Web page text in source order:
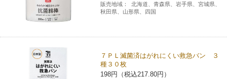
学び・教育
宅配ロッカー（店舗限定）
自転車シェアリング（店舗限定）
モバイルバッテリーシェアリング（店舗限定）
セブン-イレブンの横顔
セブン-イレブンの歴史
販売地域：
北海道、青森県、岩手県、宮城県、
秋田県、山形県、四国
７ＰＬ滅菌済はがれにくい救急バン ３
種３０枚
198円（税込217.80円）